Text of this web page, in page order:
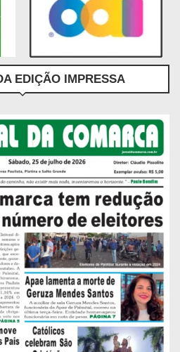
EDIÇÃO IMPRESSA